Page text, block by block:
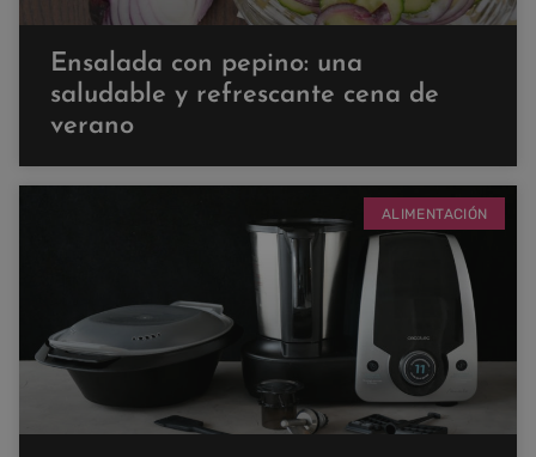
Ensalada con pepino: una
saludable y refrescante cena de
verano
ALIMENTACIÓN